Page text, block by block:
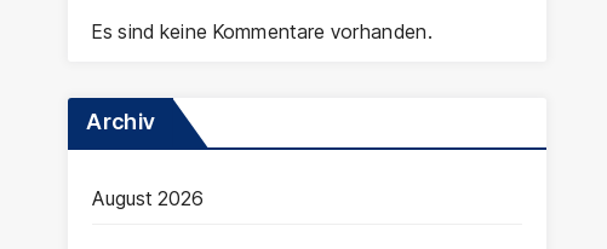
Es sind keine Kommentare vorhanden.
Archiv
August 2026